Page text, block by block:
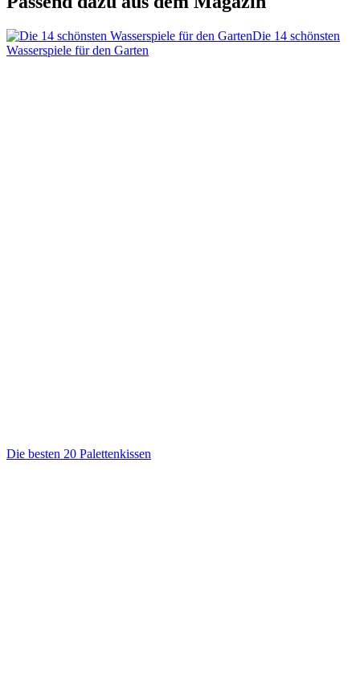
Die 14 schönsten
Wasserspiele für den Garten
Die besten 20 Palettenkissen